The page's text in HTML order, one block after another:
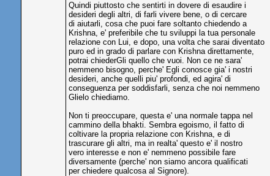
Quindi piuttosto che sentirti in dovere di esaudire i
desideri degli altri, di farli vivere bene, o di cercare
di aiutarli, cosa che puoi fare soltanto chiedendo a
Krishna, e' preferibile che tu sviluppi la tua personale
relazione con Lui, e dopo, una volta che sarai diventato
puro ed in grado di parlare con Krishna direttamente,
potrai chiederGli quello che vuoi. Non ce ne sara'
nemmeno bisogno, perche' Egli conosce gia' i nostri
desideri, anche quelli piu' profondi, ed agira' di
conseguenza per soddisfarli, senza che noi nemmeno
Glielo chiediamo.
Non ti preoccupare, questa e' una normale tappa nel
cammino della bhakti. Sembra egoismo, il fatto di
coltivare la propria relazione con Krishna, e di
trascurare gli altri, ma in realta' questo e' il nostro
vero interesse e non e' nemmeno possibile fare
diversamente (perche' non siamo ancora qualificati
per chiedere qualcosa al Signore).